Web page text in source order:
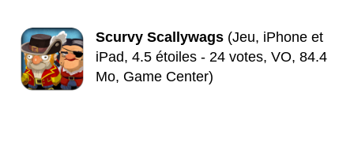
Scurvy Scallywags (Jeu, iPhone et
iPad, 4.5 étoiles - 24 votes, VO, 84.4
Mo, Game Center)